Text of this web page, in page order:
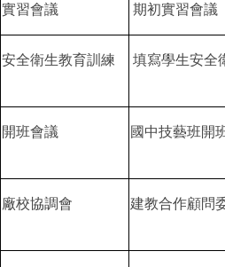
實習會議 期初實習會議
安全衛生教育訓練 填寫學生安全
開班會議 國中技藝班開
廠校協調會 建教合作顧問